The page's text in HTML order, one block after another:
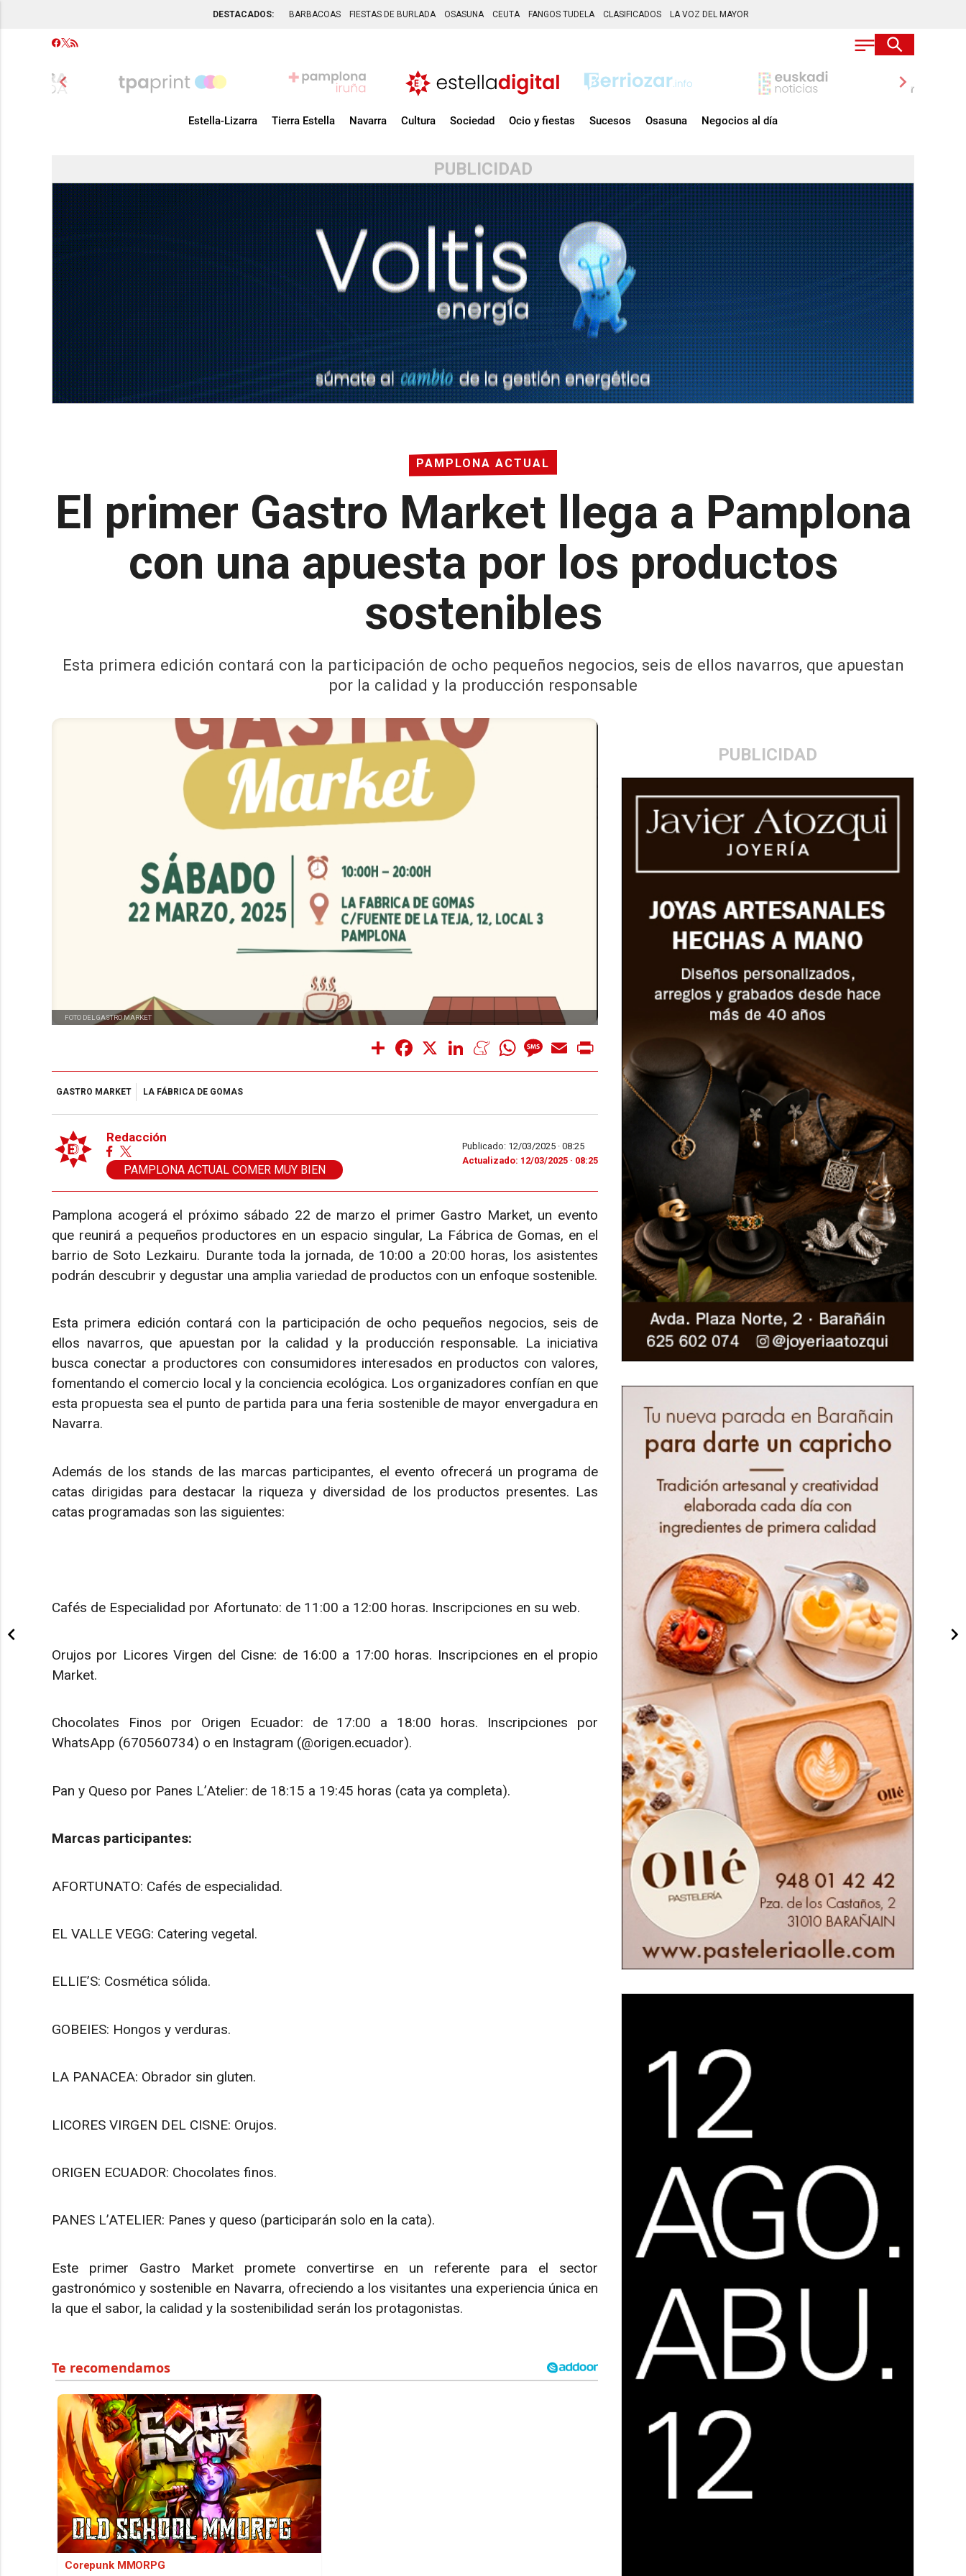
DESTACADOS: BARBACOAS FIESTAS DE BURLADA OSASUNA CEUTA FANGOS TUDELA CLASIFICADOS LA VOZ DEL MAYOR
chevron_left chevron_right
Estella-Lizarra Tierra Estella Navarra Cultura Sociedad Ocio y fiestas Sucesos Osasuna Negocios al día
PUBLICIDAD
PAMPLONA ACTUAL
El primer Gastro Market llega a Pamplona
con una apuesta por los productos
sostenibles
Esta primera edición contará con la participación de ocho pequeños negocios, seis de ellos navarros, que apuestan
por la calidad y la producción responsable
PUBLICIDAD
FOTO DEL GASTRO MARKET
Share Facebook LinkedInMeneameWhatsAppMessage
Email
GASTRO MARKET LA FÁBRICA DE GOMAS
Redacción
PAMPLONA ACTUAL COMER MUY BIEN
Publicado: 12/03/2025 · 08:25
Actualizado: 12/03/2025 · 08:25
Pamplona acogerá el próximo sábado 22 de marzo el primer Gastro Market, un evento
que reunirá a pequeños productores en un espacio singular, La Fábrica de Gomas, en el
barrio de Soto Lezkairu. Durante toda la jornada, de 10:00 a 20:00 horas, los asistentes
podrán descubrir y degustar una amplia variedad de productos con un enfoque sostenible.
Esta primera edición contará con la participación de ocho pequeños negocios, seis de
ellos navarros, que apuestan por la calidad y la producción responsable. La iniciativa
busca conectar a productores con consumidores interesados en productos con valores,
fomentando el comercio local y la conciencia ecológica. Los organizadores confían en que
esta propuesta sea el punto de partida para una feria sostenible de mayor envergadura en
Navarra.
Además de los stands de las marcas participantes, el evento ofrecerá un programa de
catas dirigidas para destacar la riqueza y diversidad de los productos presentes. Las
catas programadas son las siguientes:
Cafés de Especialidad por Afortunato: de 11:00 a 12:00 horas. Inscripciones en su web.
Orujos por Licores Virgen del Cisne: de 16:00 a 17:00 horas. Inscripciones en el propio
Market.
Chocolates Finos por Origen Ecuador: de 17:00 a 18:00 horas. Inscripciones por
WhatsApp (670560734) o en Instagram (@origen.ecuador).
Pan y Queso por Panes L’Atelier: de 18:15 a 19:45 horas (cata ya completa).
Marcas participantes:
AFORTUNATO: Cafés de especialidad.
EL VALLE VEGG: Catering vegetal.
ELLIE’S: Cosmética sólida.
GOBEIES: Hongos y verduras.
LA PANACEA: Obrador sin gluten.
LICORES VIRGEN DEL CISNE: Orujos.
ORIGEN ECUADOR: Chocolates finos.
PANES L’ATELIER: Panes y queso (participarán solo en la cata).
Este primer Gastro Market promete convertirse en un referente para el sector
gastronómico y sostenible en Navarra, ofreciendo a los visitantes una experiencia única en
la que el sabor, la calidad y la sostenibilidad serán los protagonistas.
Corepunk MMORPG